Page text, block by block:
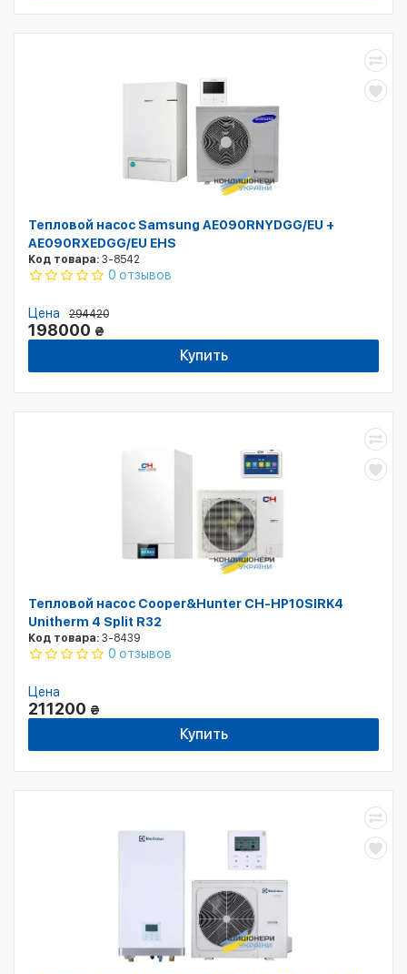
Тепловой насос Samsung AE090RNYDGG/EU +
AE090RXEDGG/EU EHS
Код товара: 3-8542
0 отзывов
Цена 294420
198000 ₴
Купить
Тепловой насос Cooper&Hunter CH-HP10SIRK4
Unitherm 4 Split R32
Код товара: 3-8439
0 отзывов
Цена
211200 ₴
Купить